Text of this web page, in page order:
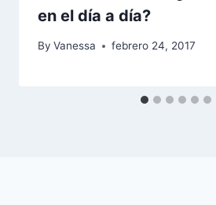
en el día a día?
By Vanessa febrero 24, 2017